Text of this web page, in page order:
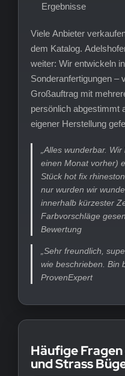
Ergebnisse
Viele Anbieter
dem Katalog.
weiter: Wir entwickeln
Sonderanfertigungen –
Großauftrag mit
persönlich abgestimmt
eigener Herstellung
„Alles wunderbar.
einen Monat vorher)
Stück hot fix
nur wurden wir
innerhalb kürzester
Farbvorschläge
Bewertung
„Sehr freundlich,
wie beschrieben. Bin
ProvenExpert
Häufige
und Strass